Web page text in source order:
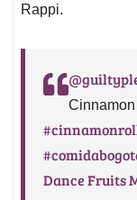
Rappi.
Dance Fruits